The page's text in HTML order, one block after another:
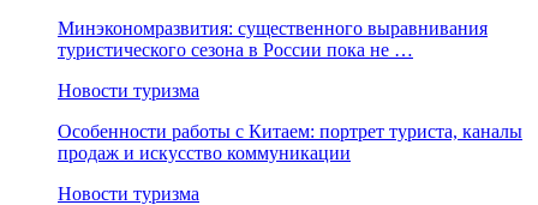
Минэкономразвития: существенного выравнивания
туристического сезона в России пока не …
Новости туризма
Особенности работы с Китаем: портрет туриста, каналы
продаж и искусство коммуникации
Новости туризма